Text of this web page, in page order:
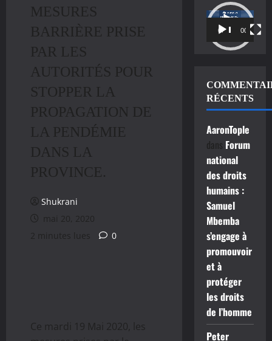
MESURES
BARRIÈRE PRISE
PAR LES
AUTORITÉS POUR
STOPPER LA
PROPAGATION DE
LA PENDÉMIE
DANS LA
PROVINCE.
Shukrani
mai 20, 2020
2 minutes lues
0
Ce mardi 19 Mai 2020, les
Lecteur
vidéo
00:00 00:11
RÉCENTS
AaronTople
dans Forum
national
des droits
humains :
Samuel
Mbemba
s’engage à
promouvoir
et à
protéger
les droits
de l’homme
Peter